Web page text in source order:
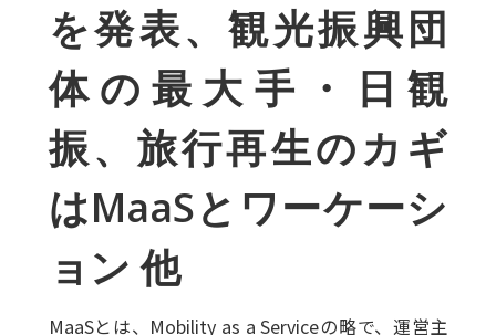
を発表、観光振興団
体の最大手・日観
振、旅行再生のカギ
はMaaSとワーケーシ
ョン 他
MaaSとは、Mobility as a Serviceの略で、運営主